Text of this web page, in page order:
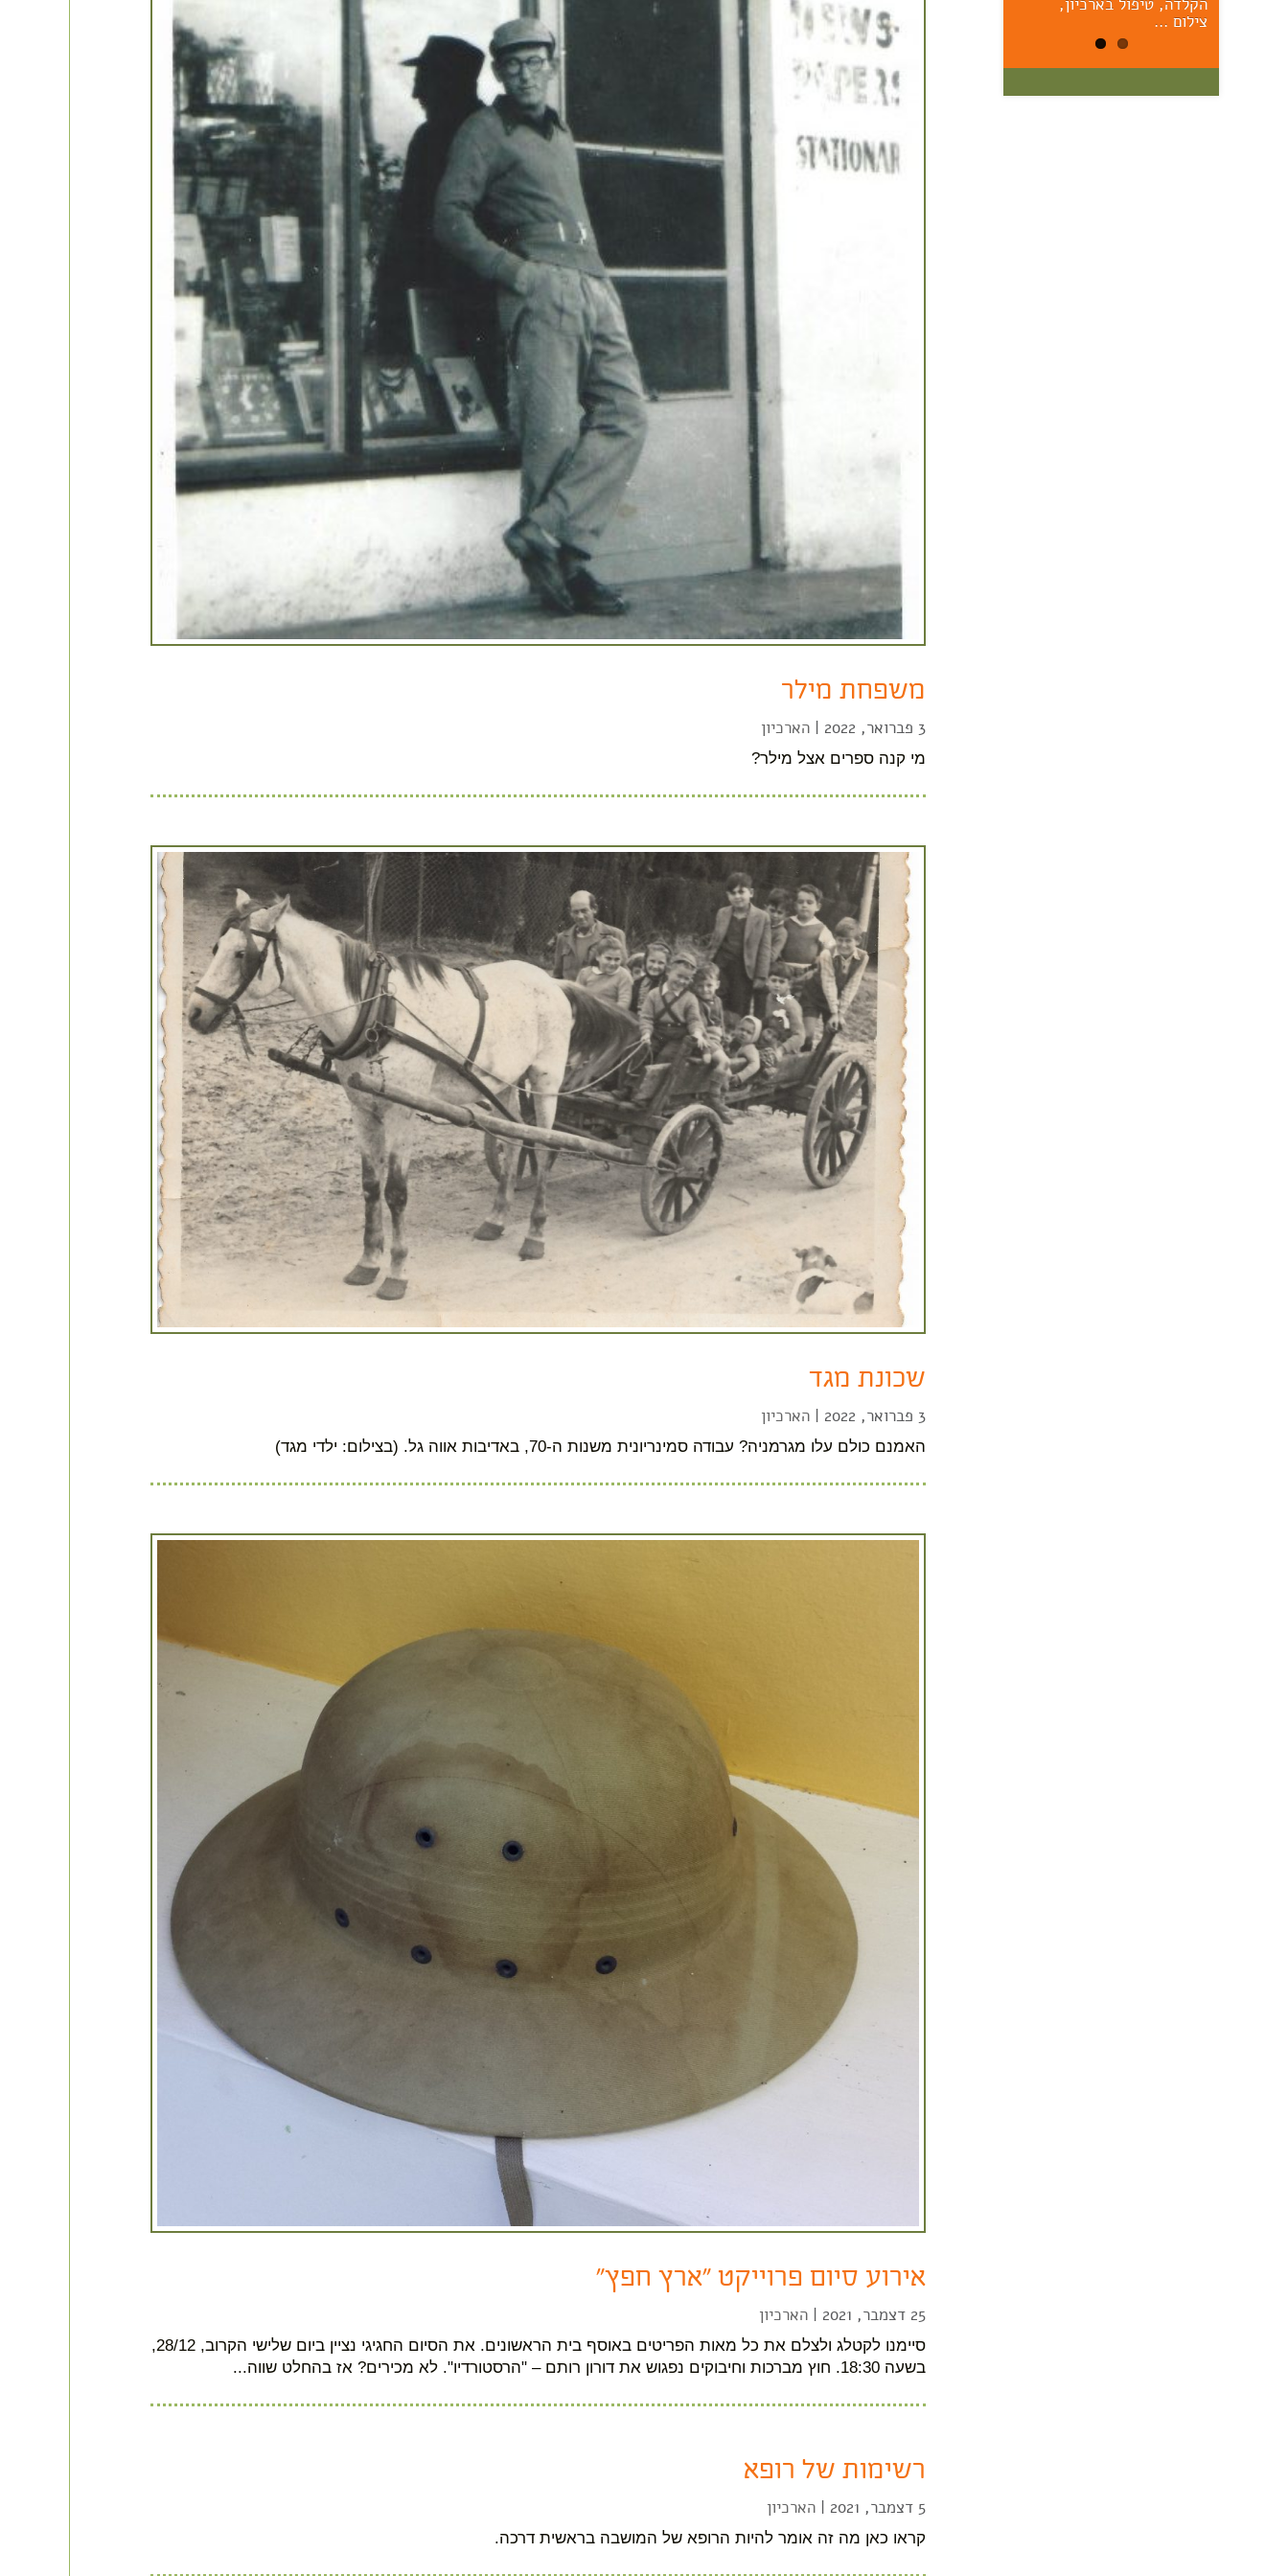
17/7, 11:00 אוצר: מרק יודל
צילום …
משפחת מילר
3 פברואר, 2022 | הארכיון
מי קנה ספרים אצל מילר?
שכונת מגד
3 פברואר, 2022 | הארכיון
האמנם כולם עלו מגרמניה? עבודה סמינריונית משנות ה-70, באדיבות אווה גל. (בצילום: ילדי מגד)
אירוע סיום פרוייקט "ארץ חפץ"
25 דצמבר, 2021 | הארכיון
סיימנו לקטלג ולצלם את כל מאות הפריטים באוסף בית הראשונים. את הסיום החגיגי נציין ביום שלישי הקרוב, 28/12,
בשעה 18:30. חוץ מברכות וחיבוקים נפגוש את דורון רותם – "הרסטורדיו". לא מכירים? אז בהחלט שווה...
רשימות של רופא
5 דצמבר, 2021 | הארכיון
קראו כאן מה זה אומר להיות הרופא של המושבה בראשית דרכה.